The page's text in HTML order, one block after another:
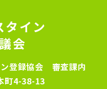
タイン
会
登録協会 審査課内
町4-38-13